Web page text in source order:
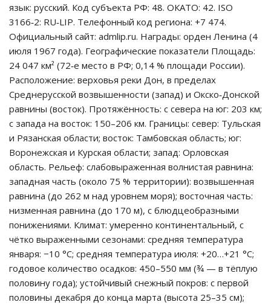
язык: русский. Код субъекта РФ: 48. ОКАТО: 42. ISO
3166‑2: RU‑LIP. Телефонный код региона: +7 474.
Официальный сайт: admlip.ru. Награды: орден Ленина (4
июля 1967 года). Географические показатели Площадь:
24 047 км² (72‑е место в РФ; 0,14 % площади России).
Расположение: верховья реки Дон, в пределах
Среднерусской возвышенности (запад) и Окско‑Донской
равнины (восток). Протяжённость: с севера на юг: 203 км;
с запада на восток: 150–206 км. Границы: север: Тульская
и Рязанская области; восток: Тамбовская область; юг:
Воронежская и Курская области; запад: Орловская
область. Рельеф: слабовыраженная волнистая равнина:
западная часть (около 75 % территории): возвышенная
равнина (до 262 м над уровнем моря); восточная часть:
низменная равнина (до 170 м), с блюдцеобразными
понижениями. Климат: умеренно континентальный, с
чётко выраженными сезонами: средняя температура
января: −10 °C; средняя температура июля: +20…+21 °C;
годовое количество осадков: 450–550 мм (¾ — в тёплую
половину года); устойчивый снежный покров: с первой
половины декабря до конца марта (высота 25–35 см);